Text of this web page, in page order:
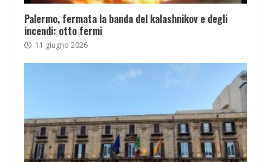
Palermo, fermata la banda del kalashnikov e degli
incendi: otto fermi
11 giugno 2026